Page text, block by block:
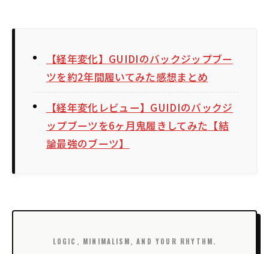
【経年変化】GUIDIのバックジップブー
ツを約2年間履いてみた感想まとめ
【経年変化レビュー】GUIDIのバックジ
ップブーツを6ヶ月鬼履きしてみた【結
論最強のブーツ】
LOGIC, MINIMALISM, AND YOUR RHYTHM.